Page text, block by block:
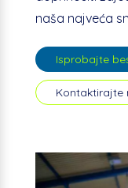
naša najveća
Isprobajte
Kontaktirajte